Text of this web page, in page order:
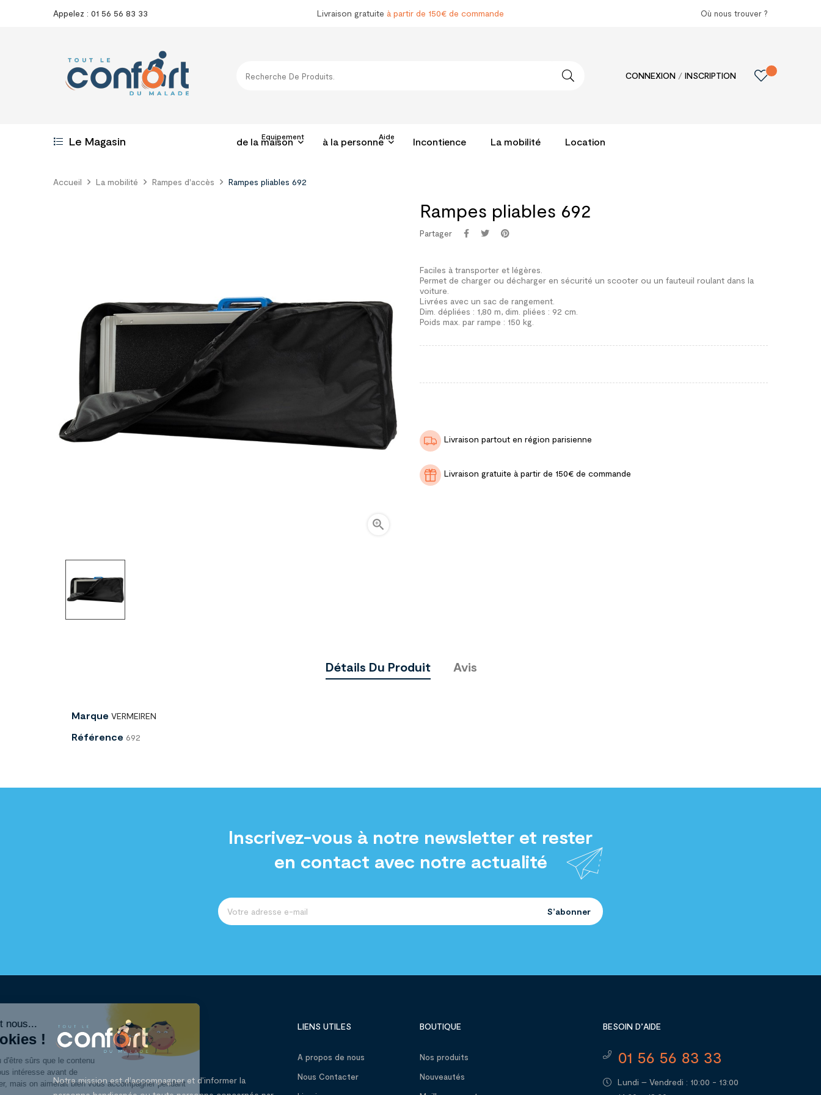
Appelez : 01 56 56 83 33 Livraison gratuite à partir de 150€ de commande Où nous trouver ?
CONNEXION / INSCRIPTION
Le Magasin de la maison
Equipement à la personneAide Incontience La mobilité Location
Accueil La mobilité Rampes d'accès Rampes pliables 692

Rampes pliables 692
Partager
Faciles à transporter et légères.
Permet de charger ou décharger en sécurité un scooter ou un fauteuil roulant dans la
voiture.
Livrées avec un sac de rangement.
Dim. dépliées : 1,80 m, dim. pliées : 92 cm.
Poids max. par rampe : 150 kg.
Livraison partout en région parisienne
Livraison gratuite à partir de 150€ de commande
Détails Du Produit Avis
Marque VERMEIREN
Référence 692
Inscrivez-vous à notre newsletter et rester
en contact avec notre actualité
S’abonner
Notre mission est d'accompagner et d’informer la
LIENS UTILES
A propos de nous
Nous Contacter
BOUTIQUE
Nos produits
Nouveautés
BESOIN D’AIDE
01 56 56 83 33
Lundi – Vendredi : 10:00 - 13:00